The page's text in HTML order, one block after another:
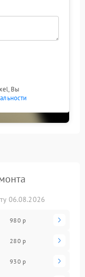
Вы
06.08.2026
980 р
280 р
930 р